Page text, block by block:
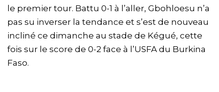
le premier tour. Battu 0-1 à l’aller, Gbohloesu n’a
pas su inverser la tendance et s’est de nouveau
incliné ce dimanche au stade de Kégué, cette
fois sur le score de 0-2 face à l’USFA du Burkina
Faso.